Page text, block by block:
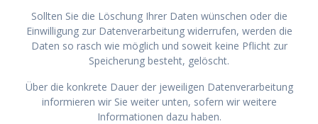
Sollten Sie die Löschung Ihrer Daten wünschen oder die
Einwilligung zur Datenverarbeitung widerrufen, werden die
Daten so rasch wie möglich und soweit keine Pflicht zur
Speicherung besteht, gelöscht.
Über die konkrete Dauer der jeweiligen Datenverarbeitung
informieren wir Sie weiter unten, sofern wir weitere
Informationen dazu haben.